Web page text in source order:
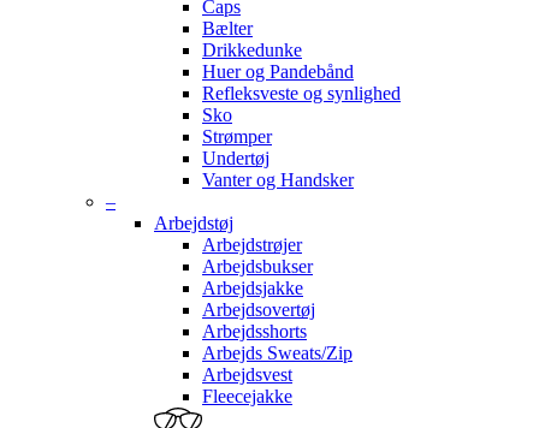
Caps
Bælter
Drikkedunke
Huer og Pandebånd
Refleksveste og synlighed
Sko
Strømper
Undertøj
Vanter og Handsker
–
Arbejdstøj
Arbejdstrøjer
Arbejdsbukser
Arbejdsjakke
Arbejdsovertøj
Arbejdsshorts
Arbejds Sweats/Zip
Arbejdsvest
Fleecejakke